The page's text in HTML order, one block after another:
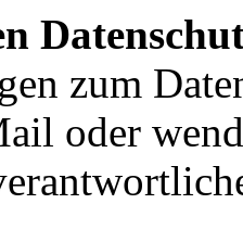
zum
oder